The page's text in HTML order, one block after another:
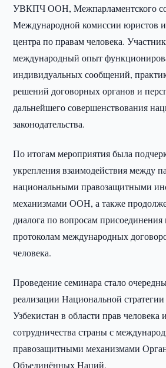
УВКПЧ ООН, Межпарламентского
Международной комиссии юристов
центра по правам человека.
международный опыт
индивидуальных сообщений,
решений договорных органов и
дальнейшего совершенствования
законодательства.
По итогам мероприятия была
укрепления взаимодействия между
национальными правозащитными
механизмами ООН, а также
диалога по вопросам
протоколам международных
человека.
Проведение семинара стало
реализации Национальной
Узбекистан в области прав
сотрудничества страны с
правозащитными механизмами
Объединённых Наций.